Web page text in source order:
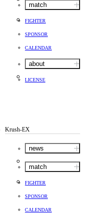
match
FIGHTER
SPONSOR
CALENDAR
about
LICENSE
Krush-EX
news
match
FIGHTER
SPONSOR
CALENDAR